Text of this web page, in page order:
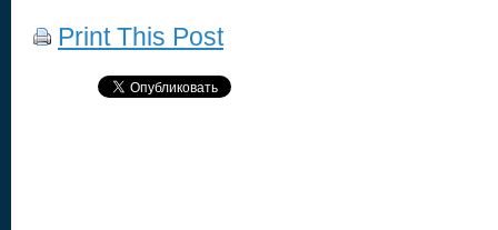
Print This Post